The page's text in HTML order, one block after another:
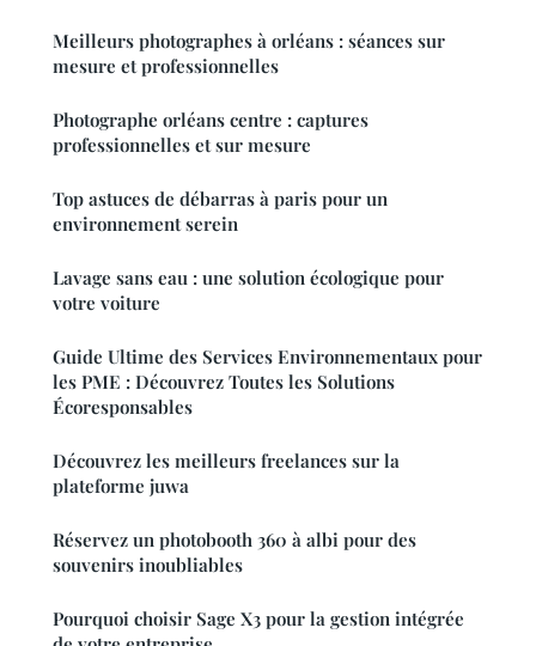
Meilleurs photographes à orléans : séances sur
mesure et professionnelles
Photographe orléans centre : captures
professionnelles et sur mesure
Top astuces de débarras à paris pour un
environnement serein
Lavage sans eau : une solution écologique pour
votre voiture
Guide Ultime des Services Environnementaux pour
les PME : Découvrez Toutes les Solutions
Écoresponsables
Découvrez les meilleurs freelances sur la
plateforme juwa
Réservez un photobooth 360 à albi pour des
souvenirs inoubliables
Pourquoi choisir Sage X3 pour la gestion intégrée